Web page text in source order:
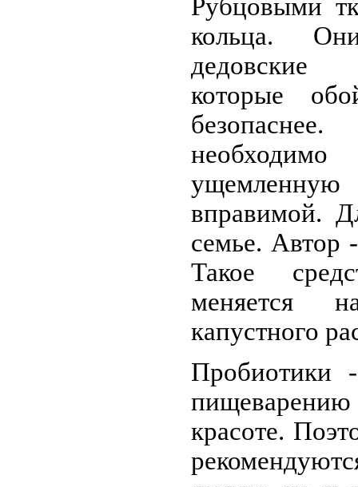
Рубцовыми
кольца.
дедовские
которые
необходимо
вправимой.
семье. Автор
Такое
меняется
капустного
Пробиотики
красоте.